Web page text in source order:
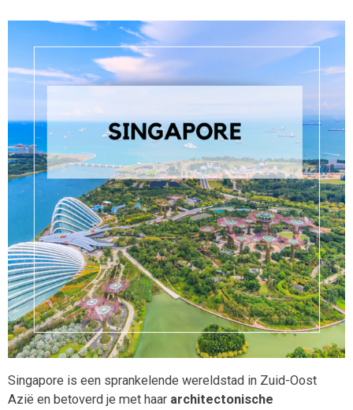
Singapore is een sprankelende wereldstad in Zuid-Oost
Azië en betoverd je met haar architectonische